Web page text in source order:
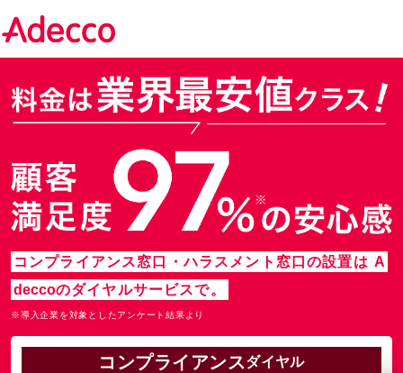
コンプライアンス窓口・ハラスメント窓口の設置は A
deccoのダイヤルサービスで。
※導入企業を対象としたアンケート結果より
コンプライアンスダイヤル